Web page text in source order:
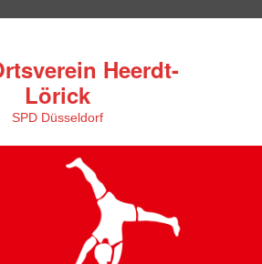
Heerdt-
Lörick
SPD Düsseldorf